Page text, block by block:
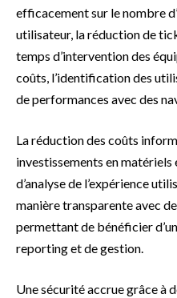
efficacement sur le nombre
utilisateur, la réduction de
temps d’intervention des
coûts, l’identification des
de performances avec des
La réduction des coûts
investissements en
d’analyse de l’expérience
manière transparente avec
permettant de bénéficier
reporting et de gestion.
Une sécurité accrue grâce à